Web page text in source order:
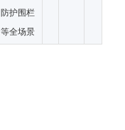
防护围栏
等全场景